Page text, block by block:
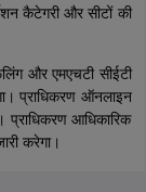
कैटेगरी और सीटों की
और एमएचटी सीईटी
प्राधिकरण ऑनलाइन
प्राधिकरण आधिकारिक
करेगा।